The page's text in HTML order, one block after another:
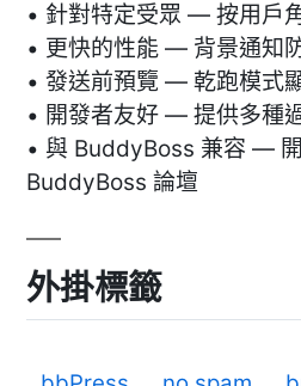
• 針對特定受眾 — 按用戶
• 更快的性能 — 背景通知
• 發送前預覽 — 乾跑模式
• 開發者友好 — 提供多種
• 與 BuddyBoss 兼容 —
BuddyBoss 論壇
外掛標籤